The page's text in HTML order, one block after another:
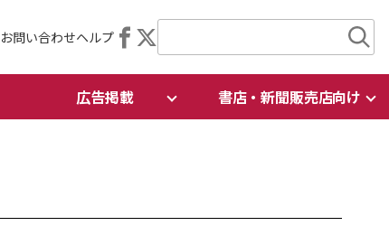
お問い合わせヘルプ
広告掲載 書店・新聞販売店向け